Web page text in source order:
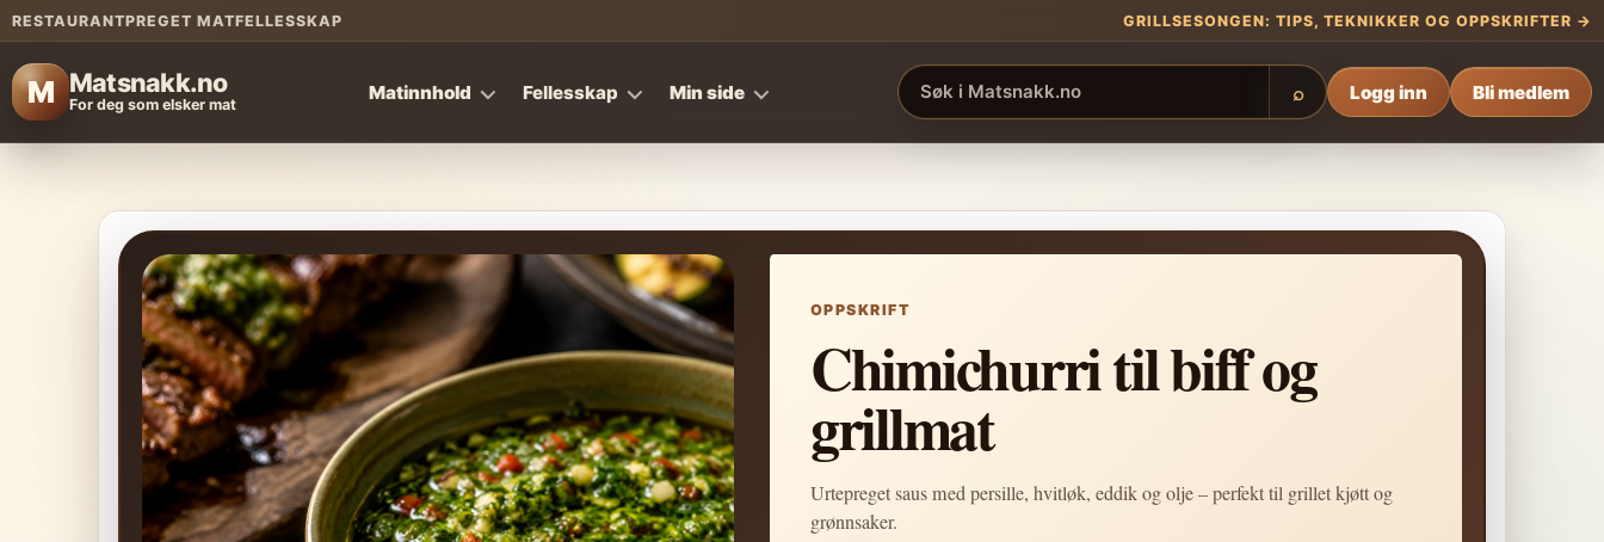
RESTAURANTPREGET MATFELLESSKAP GRILLSESONGEN: TIPS, TEKNIKKER OG OPPSKRIFTER →
M Matsnakk.no
For deg som elsker mat
Matinnhold Fellesskap Min side Søk i Matsnakk.no ⌕ Logg inn Bli medlem
OPPSKRIFT
Chimichurri til biff og
grillmat
Urtepreget saus med persille, hvitløk, eddik og olje – perfekt til grillet kjøtt og
grønnsaker.